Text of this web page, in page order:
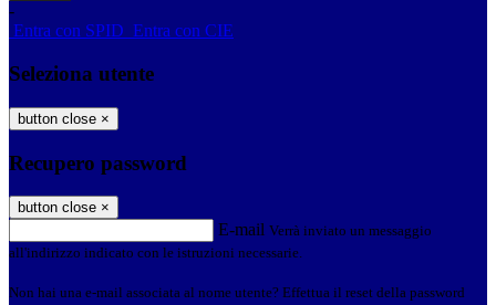
-
Entra con SPID Entra con CIE
Seleziona utente
button close ×
Recupero password
button close ×
E-mail Verrà inviato un messaggio
all'indirizzo indicato con le istruzioni necessarie.
Non hai una e-mail associata al nome utente? Effettua il reset della password